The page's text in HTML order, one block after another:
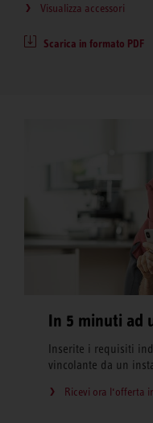
Visualizza accessori
Scarica in formato PDF
In 5 minuti ad
Inserite i requisiti
vincolante da un
Ricevi ora l‘offerta